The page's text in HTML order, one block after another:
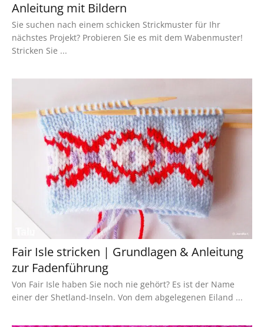
Anleitung mit Bildern
Sie suchen nach einem schicken Strickmuster für Ihr
nächstes Projekt? Probieren Sie es mit dem Wabenmuster!
Stricken Sie ...
Fair Isle stricken | Grundlagen & Anleitung
zur Fadenführung
Von Fair Isle haben Sie noch nie gehört? Es ist der Name
einer der Shetland-Inseln. Von dem abgelegenen Eiland ...